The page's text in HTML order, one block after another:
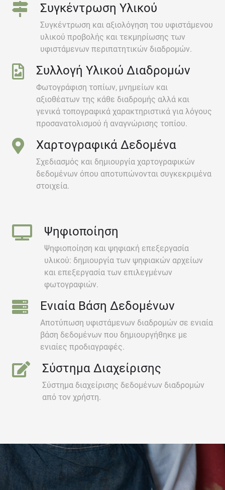
Συγκέντρωση Υλικού
Συγκέντρωση και αξιολόγηση του υφιστάμενου
υλικού προβολής και τεκμηρίωσης των
υφιστάμενων περιπατητικών διαδρομών.
Συλλογή Υλικού Διαδρομών
Φωτογράφιση τοπίων, μνημείων και
αξιοθέατων της κάθε διαδρομής αλλά και
γενικά τοπογραφικά χαρακτηριστικά για λόγους
προσανατολισμού ή αναγνώρισης τοπίου.
Χαρτογραφικά Δεδομένα
Σχεδιασμός και δημιουργία χαρτογραφικών
δεδομένων όπου αποτυπώνονται συγκεκριμένα
στοιχεία.
Ψηφιοποίηση
Ψηφιοποίηση και ψηφιακή επεξεργασία
υλικού: δημιουργία των ψηφιακών αρχείων
και επεξεργασία των επιλεγμένων
φωτογραφιών.
Ενιαία Βάση Δεδομένων
Αποτύπωση υφιστάμενων διαδρομών σε ενιαία
βάση δεδομένων που δημιουργήθηκε με
ενιαίες προδιαγραφές.
Σύστημα Διαχείρισης
Σύστημα διαχείρισης δεδομένων διαδρομών
από τον χρήστη.